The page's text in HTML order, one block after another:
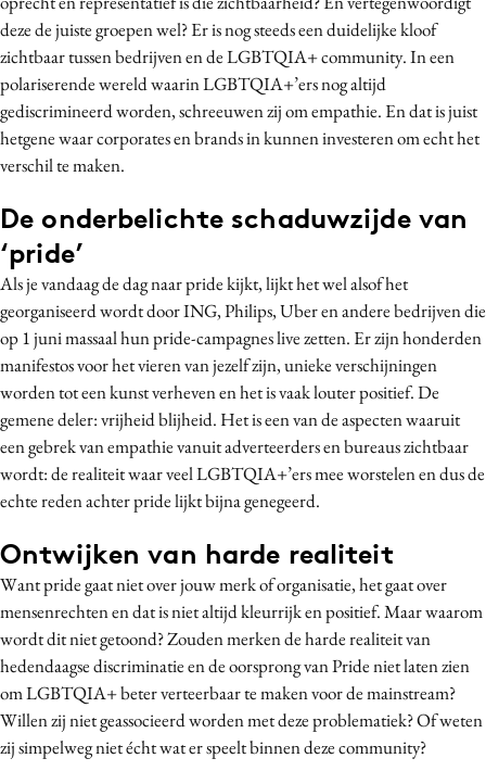
Merkstrategie
PR
Programmatic
Purpose Marketing
Reputatie & crisis
deze de juiste groepen wel? Er is nog steeds een duidelijke kloof
zichtbaar tussen bedrijven en de LGBTQIA+ community. In een
polariserende wereld waarin LGBTQIA+’ers nog altijd
gediscrimineerd worden, schreeuwen zij om empathie. En dat is juist
hetgene waar corporates en brands in kunnen investeren om echt het
verschil te maken.
De onderbelichte schaduwzijde van
‘pride’
Als je vandaag de dag naar pride kijkt, lijkt het wel alsof het
georganiseerd wordt door ING, Philips, Uber en andere bedrijven die
op 1 juni massaal hun pride-campagnes live zetten. Er zijn honderden
manifestos voor het vieren van jezelf zijn, unieke verschijningen
worden tot een kunst verheven en het is vaak louter positief. De
gemene deler: vrijheid blijheid. Het is een van de aspecten waaruit
een gebrek van empathie vanuit adverteerders en bureaus zichtbaar
wordt: de realiteit waar veel LGBTQIA+’ers mee worstelen en dus de
echte reden achter pride lijkt bijna genegeerd.
Ontwijken van harde realiteit
Want pride gaat niet over jouw merk of organisatie, het gaat over
mensenrechten en dat is niet altijd kleurrijk en positief. Maar waarom
wordt dit niet getoond? Zouden merken de harde realiteit van
hedendaagse discriminatie en de oorsprong van Pride niet laten zien
om LGBTQIA+ beter verteerbaar te maken voor de mainstream?
Willen zij niet geassocieerd worden met deze problematiek? Of weten
zij simpelweg niet écht wat er speelt binnen deze community?